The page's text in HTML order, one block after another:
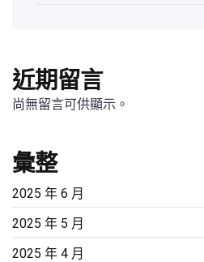
近期留言
尚無留言可供顯示。
彙整
2025 年 6 月
2025 年 5 月
2025 年 4 月